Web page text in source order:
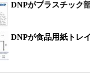
DNPがプラスチック
DNPが食品用紙トレ